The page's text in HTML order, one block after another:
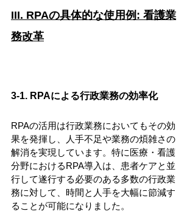
III. RPAの具体的な使用例: 看護業
務改革
3-1. RPAによる行政業務の効率化
RPAの活用は行政業務においてもその効
果を発揮し、人手不足や業務の煩雑さの
解消を実現しています。特に医療・看護
分野におけるRPA導入は、患者ケアと並
行して遂行する必要のある多数の行政業
務に対して、時間と人手を大幅に節減す
ることが可能になりました。